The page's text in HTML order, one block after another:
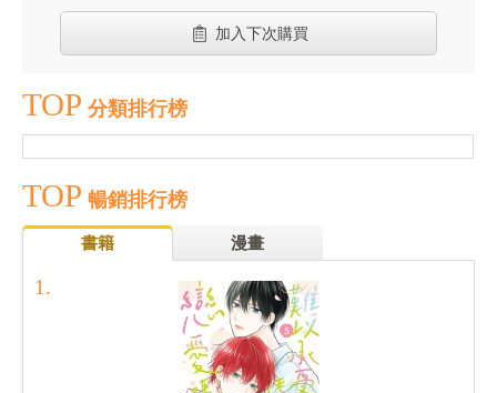
加入下次購買
TOP 分類排行榜
TOP 暢銷排行榜
書籍 漫畫